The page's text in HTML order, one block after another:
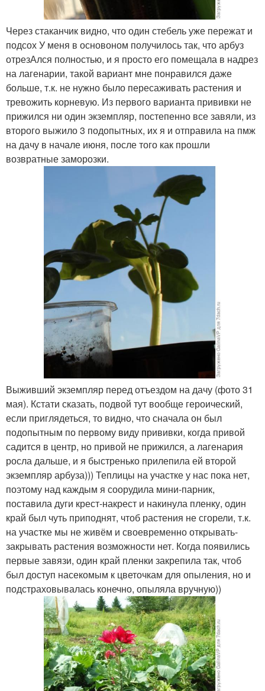
Через стаканчик видно, что один стебель уже пережат и
подсох У меня в основоном получилось так, что арбуз
отрезАлся полностью, и я просто его помещала в надрез
на лагенарии, такой вариант мне понравился даже
больше, т.к. не нужно было пересаживать растения и
тревожить корневую. Из первого варианта прививки не
прижился ни один экземпляр, постепенно все завяли, из
второго выжило 3 подопытных, их я и отправила на пмж
на дачу в начале июня, после того как прошли
возвратные заморозки.
Выживший экземпляр перед отъездом на дачу (фото 31
мая). Кстати сказать, подвой тут вообще героический,
если приглядеться, то видно, что сначала он был
подопытным по первому виду прививки, когда привой
садится в центр, но привой не прижился, а лагенария
росла дальше, и я быстренько прилепила ей второй
экземпляр арбуза))) Теплицы на участке у нас пока нет,
поэтому над каждым я соорудила мини-парник,
поставила дуги крест-накрест и накинула пленку, один
край был чуть приподнят, чтоб растения не сгорели, т.к.
на участке мы не живём и своевременно открывать-
закрывать растения возможности нет. Когда появились
первые завязи, один край пленки закрепила так, чтоб
был доступ насекомым к цветочкам для опыления, но и
подстраховывалась конечно, опыляла вручную))